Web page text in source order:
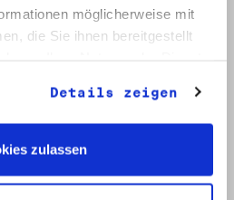
möglicherweise mit
die Sie ihnen bereitgestellt
Details zeigen
zulassen